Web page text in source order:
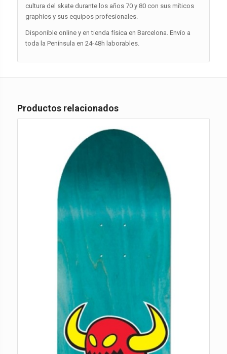
cultura del skate durante los años 70 y 80 con sus míticos
graphics y sus equipos profesionales.
Disponible online y en tienda física en Barcelona. Envío a
toda la Península en 24-48h laborables.
Productos relacionados